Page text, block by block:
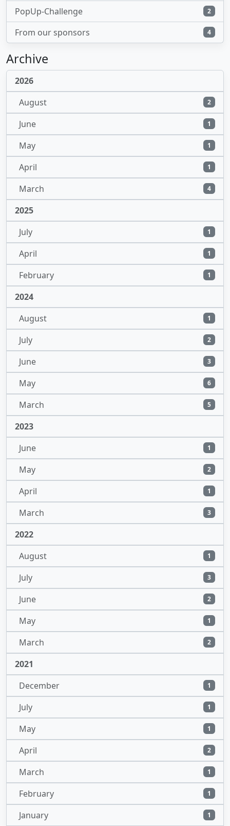
PopUp-Challenge 2
From our sponsors 4
Archive
2026
August
2
June 1
May 1
April 1
March 4
2025
July
1
April 1
February 1
2024
August
1
July 2
June 3
May 6
March 5
2023
June
1
May 2
April 1
March 3
2022
August
1
July 3
June 2
May 1
March 2
2021
December
1
July 1
May 1
April 2
March 1
February 1
January 1